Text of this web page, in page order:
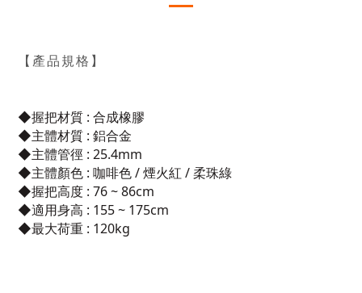
【產品規格】
◆握把材質 : 合成橡膠
◆主體材質 : 鋁合金
◆主體管徑 : 25.4mm
◆主體顏色 : 咖啡色 / 煙火紅 / 柔珠綠
◆握把高度 : 76 ~ 86cm
◆適用身高 : 155 ~ 175cm
◆最大荷重 : 120kg